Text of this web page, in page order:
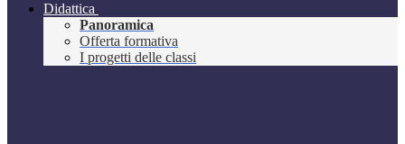
Didattica
Panoramica
Offerta formativa
I progetti delle classi